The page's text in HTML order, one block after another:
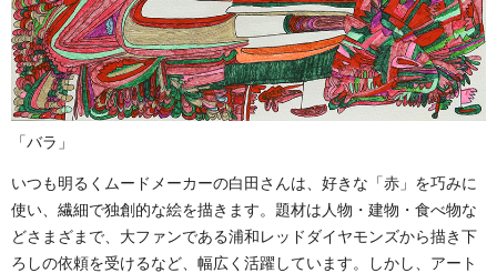
「バラ」
いつも明るくムードメーカーの白田さんは、好きな「赤」を巧みに
使い、繊細で独創的な絵を描きます。題材は人物・建物・食べ物な
どさまざまで、大ファンである浦和レッドダイヤモンズから描き下
ろしの依頼を受けるなど、幅広く活躍しています。しかし、アート